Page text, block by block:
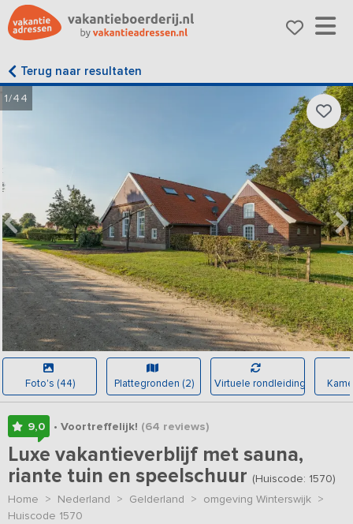
Terug naar resultaten
1/44
Foto's (44) Plattegronden (2) Virtuele rondleiding
9,0 • Voortreffelijk! (64 reviews)
Luxe vakantieverblijf met sauna,
riante tuin en speelschuur (Huiscode: 1570)
Home > Nederland > Gelderland > omgeving Winterswijk >
Huiscode 1570